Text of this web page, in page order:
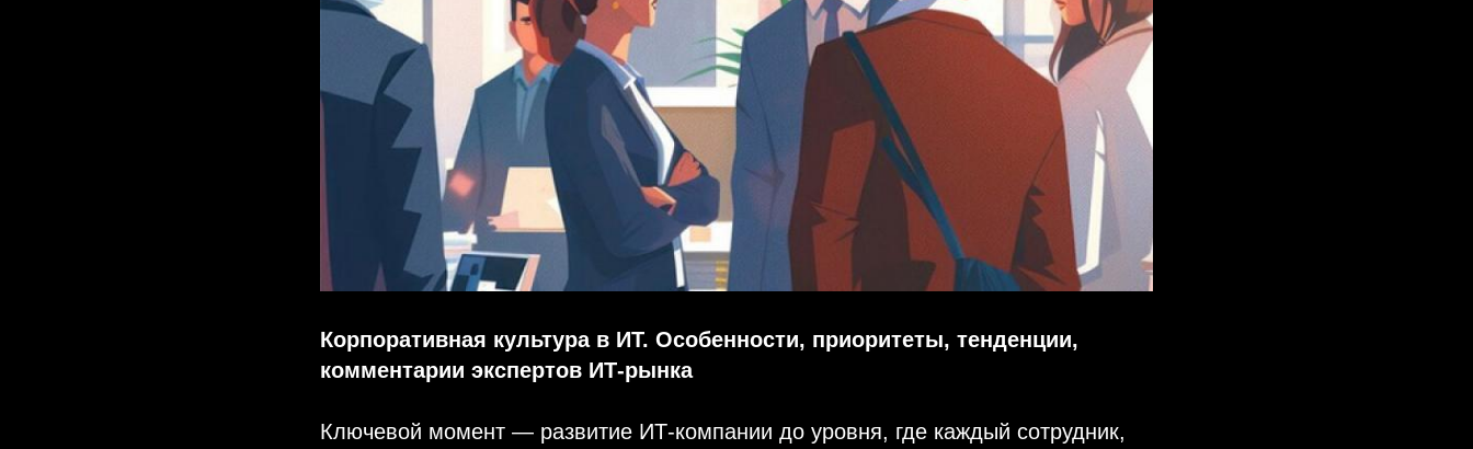
Корпоративная культура в ИТ. Особенности, приоритеты, тенденции,
комментарии экспертов ИТ-рынка
Ключевой момент — развитие ИТ-компании до уровня, где каждый сотрудник,